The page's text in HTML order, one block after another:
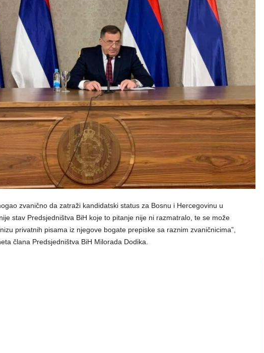
zvanično da zatraži kandidatski status za Bosnu i Hercegovinu u
stav Predsjedništva BiH koje to pitanje nije ni razmatralo, te se može
privatnih pisama iz njegove bogate prepiske sa raznim zvaničnicima”,
člana Predsjedništva BiH Milorada Dodika.